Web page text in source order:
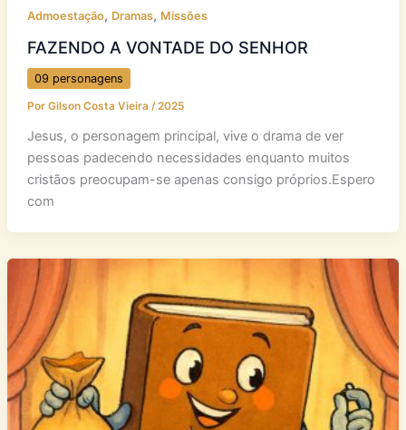
Admoestação, Dramas, Missões
FAZENDO A VONTADE DO SENHOR
09 personagens
Por Gilson Costa Vieira /2025
Jesus, o personagem principal, vive o drama de ver
pessoas padecendo necessidades enquanto muitos
cristãos preocupam-se apenas consigo próprios.Espero
com